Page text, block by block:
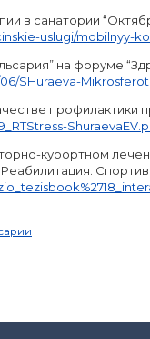
в санатории
uslugi/mobilnyy-
на форуме
SHuraeva-
курортном